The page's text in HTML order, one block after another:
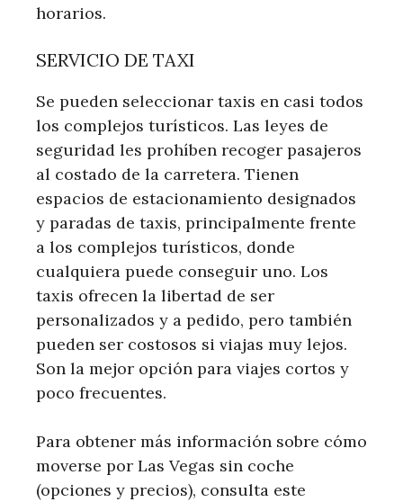
horarios.
SERVICIO DE TAXI
Se pueden seleccionar taxis en casi todos
los complejos turísticos. Las leyes de
seguridad les prohíben recoger pasajeros
al costado de la carretera. Tienen
espacios de estacionamiento designados
y paradas de taxis, principalmente frente
a los complejos turísticos, donde
cualquiera puede conseguir uno. Los
taxis ofrecen la libertad de ser
personalizados y a pedido, pero también
pueden ser costosos si viajas muy lejos.
Son la mejor opción para viajes cortos y
poco frecuentes.
Para obtener más información sobre cómo
moverse por Las Vegas sin coche
(opciones y precios), consulta este